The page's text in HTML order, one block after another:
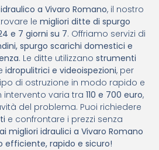
idraulico a Vivaro Romano, il nostro
le migliori ditte di spurgo
e 7 giorni su 7. Offriamo servizi di
spurgo scarichi domestici e
. Le ditte utilizzano strumenti
idropulitrici e videoispezioni, per
di ostruzione in modo rapido e
intervento varia tra 110 e 700 euro,
del problema. Puoi richiedere
e confrontare i prezzi senza
migliori idraulici a Vivaro Romano
efficiente, rapido e sicuro!